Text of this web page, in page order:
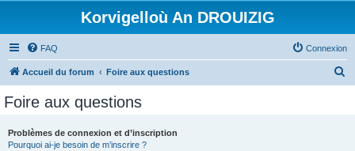
Korvigelloù An DROUIZIG
FAQ Connexion
Accueil du forum Foire aux questions
Foire aux questions
Problèmes de connexion et d’inscription
Pourquoi ai-je besoin de m’inscrire ?